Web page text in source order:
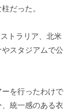
だった。
トラリア、北米
スタジアムで公
を行ったわけで
統一感のある衣